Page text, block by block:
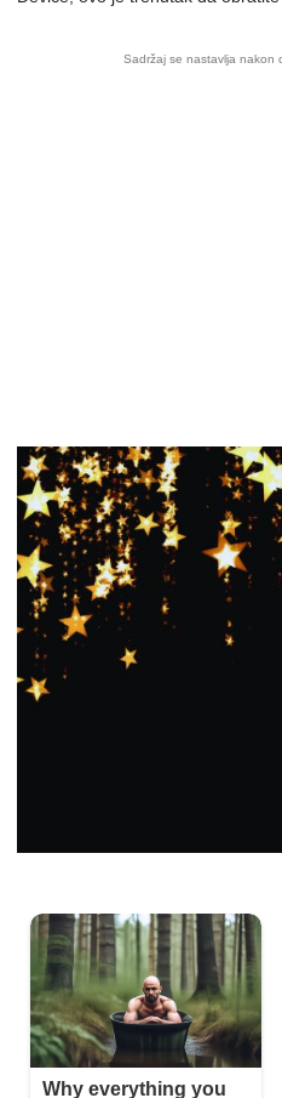
Sadržaj se nastavlja nakon